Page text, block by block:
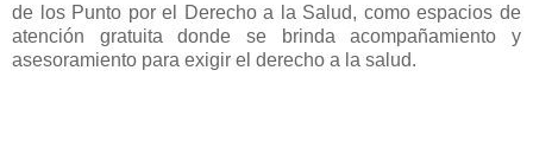
de los Punto por el Derecho a la Salud, como espacios de
atención gratuita donde se brinda acompañamiento y
asesoramiento para exigir el derecho a la salud.